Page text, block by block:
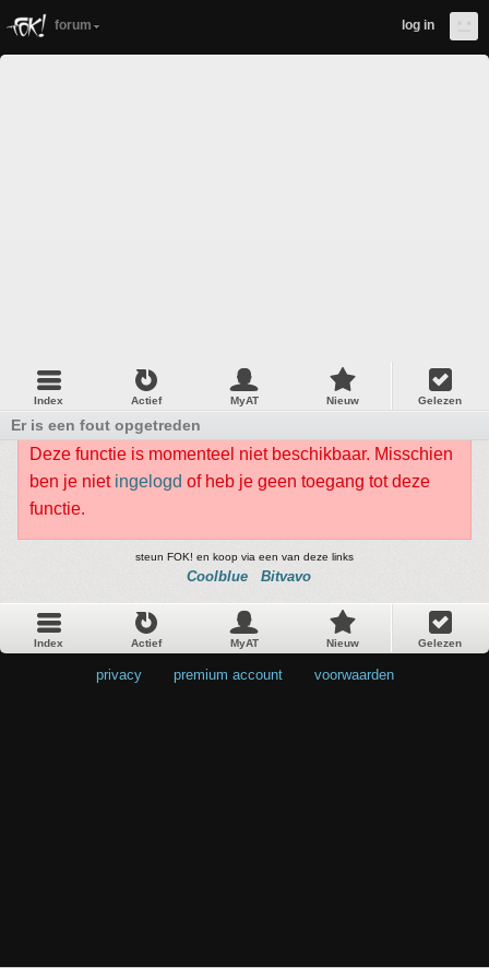
forum log in
Index Actief MyAT Nieuw Gelezen
Er is een fout opgetreden
Deze functie is momenteel niet beschikbaar. Misschien
ben je niet ingelogd of heb je geen toegang tot deze
functie.
steun FOK! en koop via een van deze links
Coolblue Bitvavo
Index Actief MyAT Nieuw Gelezen
privacy premium account voorwaarden